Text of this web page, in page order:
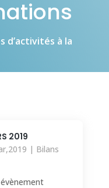
d’activités à la
2019
| Bilans